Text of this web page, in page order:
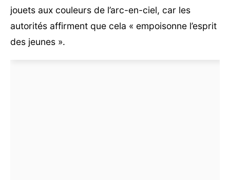
jouets aux couleurs de l’arc-en-ciel, car les
autorités affirment que cela « empoisonne l’esprit
des jeunes ».